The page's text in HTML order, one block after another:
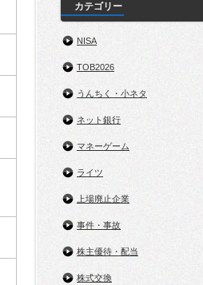
カテゴリー
NISA
TOB2026
うんちく・小ネタ
ネット銀行
マネーゲーム
ライツ
上場廃止企業
事件・事故
株主優待・配当
株式交換